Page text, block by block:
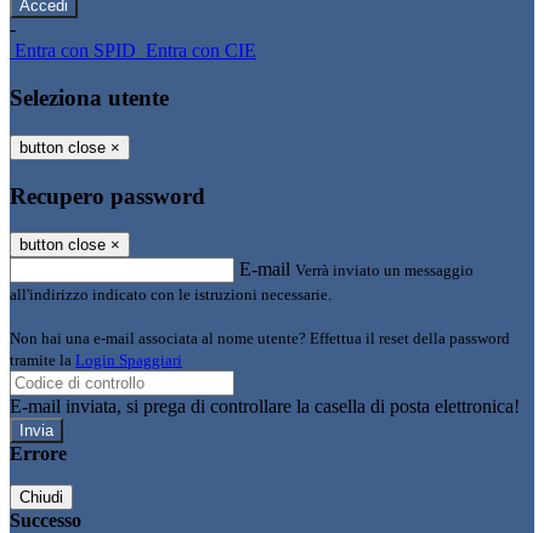
-
Entra con SPID Entra con CIE
Seleziona utente
button close ×
Recupero password
button close ×
E-mail Verrà inviato un messaggio
all'indirizzo indicato con le istruzioni necessarie.
Non hai una e-mail associata al nome utente? Effettua il reset della password
tramite la Login Spaggiari
E-mail inviata, si prega di controllare la casella di posta elettronica!
Errore
Chiudi
Successo